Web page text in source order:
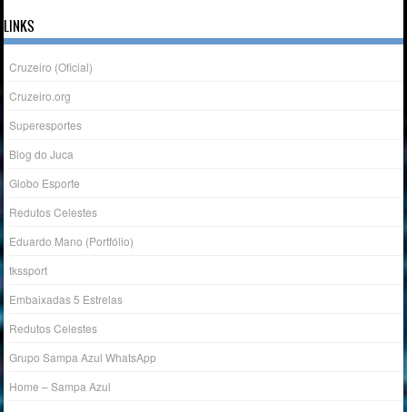
LINKS
Cruzeiro (Oficial)
Cruzeiro.org
Superesportes
Blog do Juca
Globo Esporte
Redutos Celestes
Eduardo Mano (Portfólio)
tkssport
Embaixadas 5 Estrelas
Redutos Celestes
Grupo Sampa Azul WhatsApp
Home – Sampa Azul